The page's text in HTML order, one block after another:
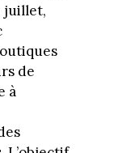
juillet,
de
à